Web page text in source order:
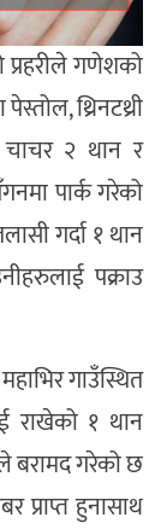
प्रहरीले गणेशको
थ्रिनटथ्री
२ थान र
पार्क गरेको
गर्दा १ थान
पक्राउ
गाउँस्थित
राखेको १ थान
बरामद गरेको छ
प्राप्त हुनासाथ